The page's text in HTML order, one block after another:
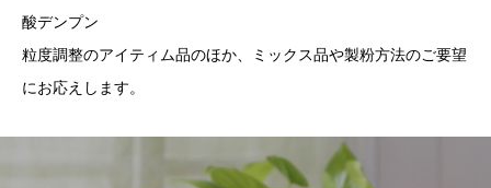
酸デンプン
粒度調整のアイティム品のほか、ミックス品や製粉方法のご要望
にお応えします。